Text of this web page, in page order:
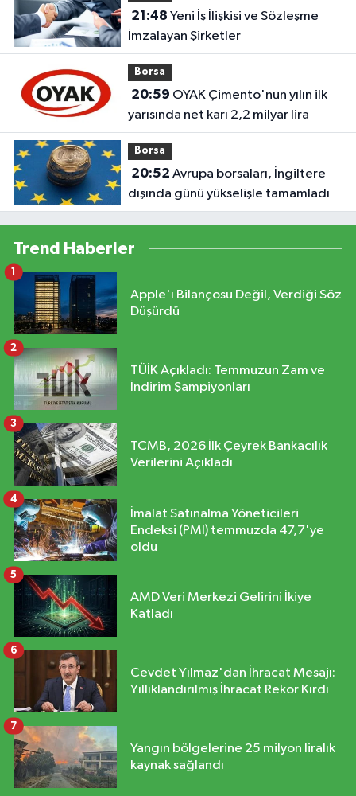
21:48
İmzalayan Şirketler
Borsa
20:59
yarısında net karı 2,2 milyar lira
Borsa
20:52
dışında günü yükselişle tamamladı
Trend Haberler
Apple'ı Bilançosu Değil, Verdiği Söz
Düşürdü
1
TÜİK Açıkladı: Temmuzun Zam ve
İndirim Şampiyonları
2
TCMB, 2026 İlk Çeyrek Bankacılık
Verilerini Açıkladı
3
İmalat Satınalma Yöneticileri
Endeksi (PMI) temmuzda 47,7'ye
oldu
4
AMD Veri Merkezi Gelirini İkiye
Katladı
5
Cevdet Yılmaz'dan İhracat Mesajı:
Yıllıklandırılmış İhracat Rekor Kırdı
6
Yangın bölgelerine 25 milyon liralık
kaynak sağlandı
7